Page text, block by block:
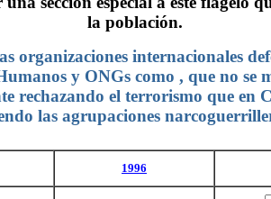
la población.
organizaciones internacionales
y ONGs como , que no se
rechazando el terrorismo que en
las agrupaciones
1996